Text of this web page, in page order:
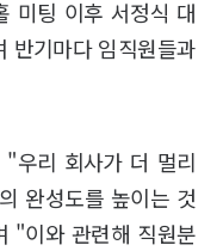
미팅 이후 서정식 대
반기마다 임직원들과
우리 회사가 더 멀리
완성도를 높이는 것
"이와 관련해 직원분